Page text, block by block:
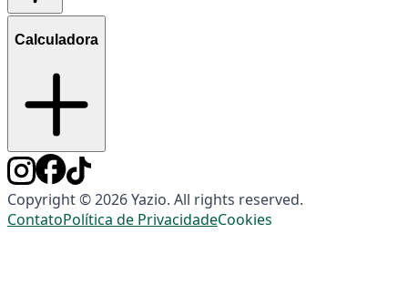
Calculadora
Copyright © 2026 Yazio. All rights reserved.
ContatoPolítica de PrivacidadeCookies